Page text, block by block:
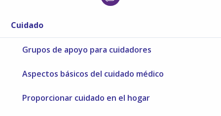
Cuidado
Grupos de apoyo para cuidadores
Aspectos básicos del cuidado médico
Proporcionar cuidado en el hogar